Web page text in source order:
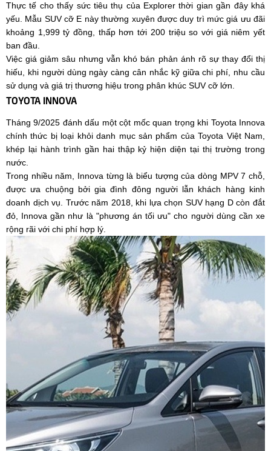
Thực tế cho thấy sức tiêu thụ của Explorer thời gian gần đây khá
yếu. Mẫu SUV cỡ E này thường xuyên được duy trì mức giá ưu đãi
khoảng 1,999 tỷ đồng, thấp hơn tới 200 triệu so với giá niêm yết
ban đầu.
Việc giá giảm sâu nhưng vẫn khó bán phản ánh rõ sự thay đổi thị
hiếu, khi người dùng ngày càng cân nhắc kỹ giữa chi phí, nhu cầu
sử dụng và giá trị thương hiệu trong phân khúc SUV cỡ lớn.
TOYOTA INNOVA
Tháng 9/2025 đánh dấu một cột mốc quan trọng khi Toyota Innova
chính thức bị loại khỏi danh mục sản phẩm của Toyota Việt Nam,
khép lại hành trình gần hai thập kỷ hiện diện tại thị trường trong
nước.
Trong nhiều năm, Innova từng là biểu tượng của dòng MPV 7 chỗ,
được ưa chuộng bởi gia đình đông người lẫn khách hàng kinh
doanh dịch vụ. Trước năm 2018, khi lựa chọn SUV hạng D còn đắt
đỏ, Innova gần như là "phương án tối ưu" cho người dùng cần xe
rộng rãi với chi phí hợp lý.